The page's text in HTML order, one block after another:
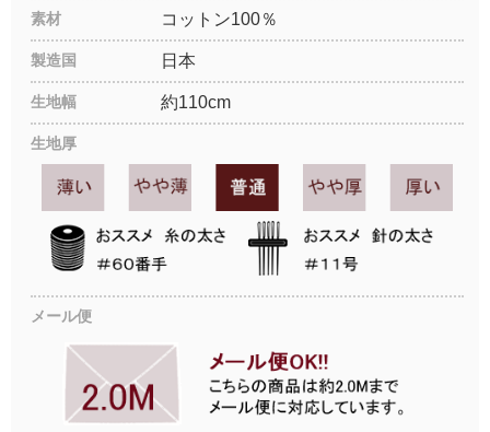
素材 コットン100％
製造国 日本
生地幅 約110cm
生地厚
メール便